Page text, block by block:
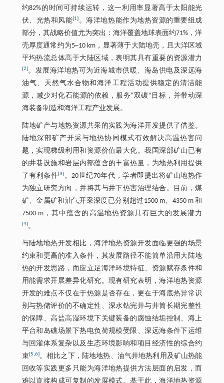
约82%的时间可持续运转，这一利用率显著高于太阳能光
伏、光热和风能[1] 。海洋地热能作为地热资源的重要组成
部分，其战略价值尤为突出：海洋覆盖地球表面约71%，洋
壳厚度通常约为5~10 km，显著薄于大陆地壳，且大洋区域
平均热流总体高于大陆区域，表明其具有重要的资源潜力
[2]。发展海洋地热可为近海城市供暖、海岛供电及深远海
油气、天然气水合物和海洋工程活动提供稳定的清洁能
源，减少对化石能源的依赖，服务“双碳”目标，并带动深
海装备制造和海洋工程产业发展。
陆地矿产与地热资源共采的实践为海洋开发提供了借鉴。
陆地深部矿产开采与地热协同模式有效解决高温热害问
题，实现梯级利用和资源价值最大化。我国深部矿山已有
的井巷设施和岩层内部蕴含的丰富热量，为地热利用提供
了有利条件[3] 。20世纪70年代，学者即提出将矿山地热作
为独立研究方向，并将其与井下热害治理结合。目前，煤
矿、金属矿和油气开采深度已分别超过1500 m、4350 m 和
7500 m，其中蕴含的高温地热资源具有巨大的发展潜力
[4]。
与陆地地热开发相比，海洋地热资源开发面临更强的场景
约束和更高的准入条件，其发展路径不能简单沿用大陆地
热的开发思路，而应立足海洋环境特征、资源赋存条件和
用能需求开展差异化研究。现有研究表明，海洋地热资源
开发的难点不仅在于热源是否存在，更在于海底热异常识
别与热储评价的不确定性、深水钻完井与井筒长期完整性
的保障、高盐高湿环境下关键装备的腐蚀结垢控制、海上
平台和岛礁场景下热电负荷规模受限、深远海条件下运维
与回灌体系复杂以及生态环境影响和项目经济性的综合约
束[5,6]。相比之下，陆地地热、油气井地热利用及矿山热能
回收等实践更多只能为海洋地热提供方法层面的启发，而
难以直接构成可复制的发展模式。基于此，海洋地热资源